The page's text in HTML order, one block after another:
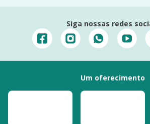
Siga nossas redes
Um oferecimento